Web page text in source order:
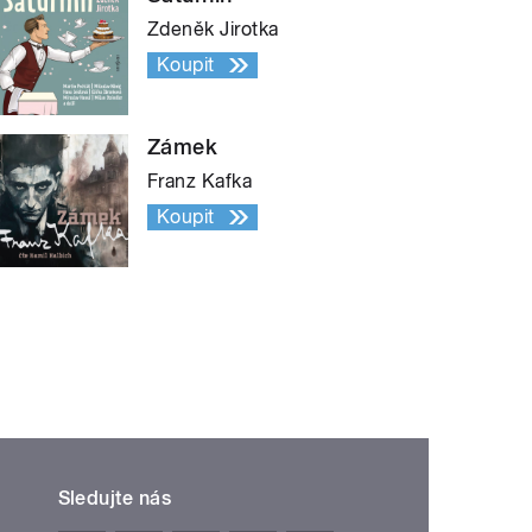
Zdeněk Jirotka
Koupit
Zámek
Franz Kafka
Koupit
Sledujte nás